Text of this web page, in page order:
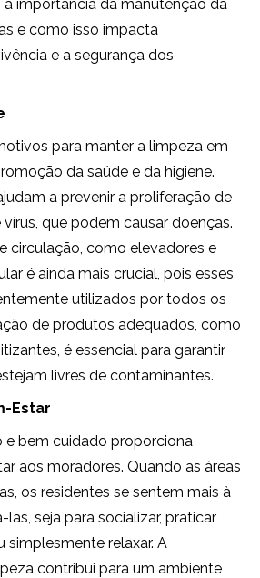
a importância da manutenção da
e como isso impacta
e a segurança dos
para manter a limpeza em
da saúde e da higiene.
a prevenir a proliferação de
que podem causar doenças.
circulação, como elevadores e
é ainda mais crucial, pois esses
utilizados por todos os
de produtos adequados, como
é essencial para garantir
livres de contaminantes.
Estar
e bem cuidado proporciona
aos moradores. Quando as áreas
os residentes se sentem mais à
seja para socializar, praticar
simplesmente relaxar. A
contribui para um ambiente